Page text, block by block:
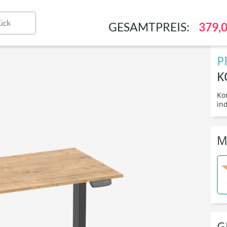
GESAMTPREIS: